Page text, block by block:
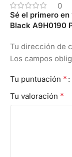
0
Sé el primero
Black A9H0190
Tu dirección de
Los campos
Tu puntuación *
Tu valoración *